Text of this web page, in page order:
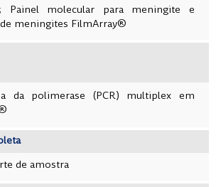
Painel molecular para meningite e
meningites FilmArray®
da polimerase (PCR) multiplex em
de amostra